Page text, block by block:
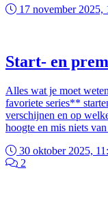
17 november 2025,
Start- en
Alles wat je moet
favoriete series**
verschijnen en op
hoogte en mis niets
30 oktober 2025,
2